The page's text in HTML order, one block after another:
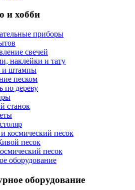
и хобби
приборы
свечей
наклейки и тату
и штампы
песком
по дереву
станок
космический песок
песок
песок
оборудование
оборудование